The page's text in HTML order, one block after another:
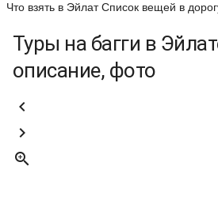
Что взять в Эйлат Список вещей в
Туры на багги в
описание, фото


